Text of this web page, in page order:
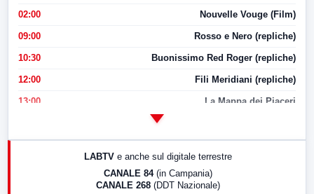
02:00 Nouvelle Vouge (Film)
09:00 Rosso e Nero (repliche)
10:30 Buonissimo Red Roger (repliche)
12:00 Fili Meridiani (repliche)
13:00 La Mappa dei Piaceri
LABTV e anche sul digitale terrestre
CANALE 84 (in Campania)
CANALE 268 (DDT Nazionale)